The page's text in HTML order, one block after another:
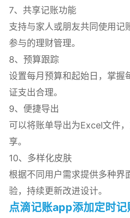
7、共享记账功能
支持与家人或朋友共同使用记
参与的理财管理。
8、预算跟踪
设置每月预算和起始日，掌握
证支出合理。
9、便捷导出
可以将账单导出为Excel文件
享。
10、多样化皮肤
根据不同用户需求提供多种界
验，持续更新改进设计。
点滴记账app添加定时记